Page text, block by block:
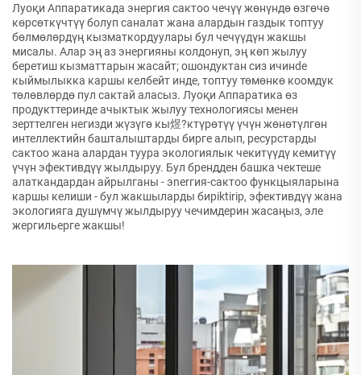
Луоқи Аппаратикада энергия сактоо чечүү жөнүндө өзгөчө
көрсөткүчтүү болуп саналат жана алардын газдык топтуу
бөлмөлөрдүң кызматкордуулары бул чечүүдүн жакшы
мисалы. Алар эң аз энергияны колдонуп, эң көп жылуу
беретиш кызматтарын жасайт; ошондуктан сиз ичинde
кыймылыкка каршы келбейт инде, топтуу төмөнкө коомдук
төлөвлөрдө пул сактай аласыз. Луоқи Аппаратика өз
продукттеринде ачыктык жылуу технологиясы менен
зерттелген негизди жүзүгө кы煜?ктүрөтүү үчүн жөнөтүлгөн
интеллектийн башталыштарды бирге алып, ресурстарды
сактоо жана алардан туура экологиялык чекитүүдү кемитүү
үчүн эфективдүү жылдыруу. Бул брендден башка чектеше
алаткандардан айрылганы - эnerгия-сактоо функцыяларына
каршы келиши - бул жакшыларды бирiktirip, эфективдүү жана
экологияга душүмчү жылдыруу чечимдерин жасаңыз, эле
жергильерге жакшы!